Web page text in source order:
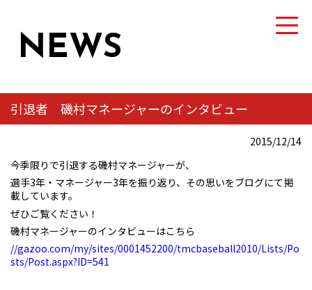
TEAM
MEMBER
選手・スタッフ紹介
NEWS
ニュース
NEWS
引退者 磯村マネージャーのインタビュー
2015/12/14
今季限りで引退する磯村マネージャーが、
選手3年・マネージャー3年を振り返り、その思いをブログにて掲
載しています。
ぜひご覧ください！
磯村マネージャーのインタビューはこちら
//gazoo.com/my/sites/0001452200/tmcbaseball2010/Lists/Po
sts/Post.aspx?ID=541